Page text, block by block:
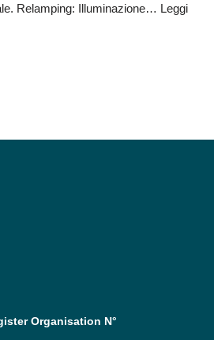
Relamping: Illuminazione… Leggi
Organisation N°